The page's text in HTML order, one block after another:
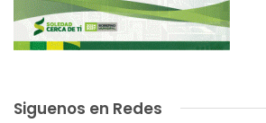
Siguenos en Redes